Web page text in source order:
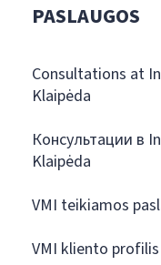
PASLAUGOS
Consultations at
Klaipėda
Консультации в
Klaipėda
VMI teikiamos
VMI kliento profilis